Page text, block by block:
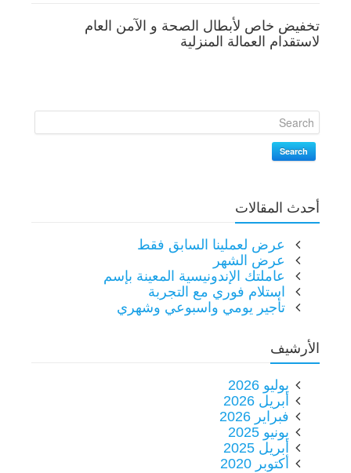
تخفيض خاص لأبطال الصحة و الآمن العام
لاستقدام العمالة المنزلية
Search
أحدث المقالات
عرض لعملينا السابق فقط
عرض الشهر
عاملتك الإندونيسية المعينة بإسم
استلام فوري مع التجربة
تأجير يومي واسبوعي وشهري
الأرشيف
يوليو 2026
أبريل 2026
فبراير 2026
يونيو 2025
أبريل 2025
أكتوبر 2020